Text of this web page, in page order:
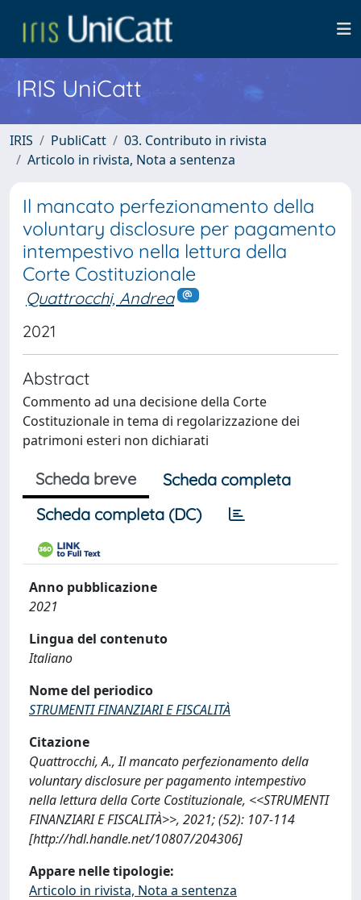
IRIS UniCatt
IRIS PubliCatt
03. Contributo in rivista
Articolo in rivista, Nota a sentenza
Il mancato perfezionamento della
voluntary disclosure per pagamento
intempestivo nella lettura della
Corte Costituzionale
Quattrocchi, Andrea
2021
Abstract
Commento ad una decisione della Corte
Costituzionale in tema di regolarizzazione dei
patrimoni esteri non dichiarati
Scheda breve
Scheda completa
Scheda completa (DC)
Anno pubblicazione
2021
Lingua del contenuto
Italiano
Nome del periodico
STRUMENTI FINANZIARI E FISCALITÀ
Citazione
Quattrocchi, A., Il mancato perfezionamento della
voluntary disclosure per pagamento intempestivo
nella lettura della Corte Costituzionale, <<STRUMENTI
FINANZIARI E FISCALITÀ>>, 2021; (52): 107-114
[http://hdl.handle.net/10807/204306]
Appare nelle tipologie:
Articolo in rivista, Nota a sentenza